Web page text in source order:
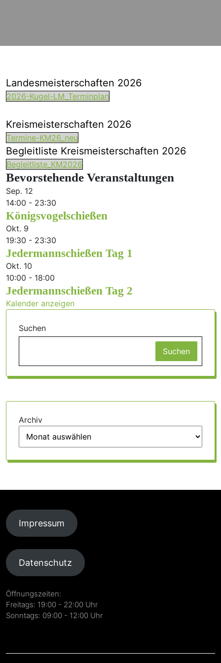
Landesmeisterschaften 2026
2026-Kugel-LM_Terminplan
Kreismeisterschaften 2026
Termine-KM26_neu
Begleitliste Kreismeisterschaften 2026
Begleitliste_KM2026
Bevorstehende Veranstaltungen
Sep. 12
14:00 - 23:30
Königsvogelschießen
Okt. 9
19:30 - 23:30
Jedermannschießen Tag 1
Okt. 10
10:00 - 18:00
Jedermannschießen Tag 2
Kalender anzeigen
Suchen
Suchen
Archiv
Impressum
Datenschutz
Öffnungszeiten:
Freitags: 19:00 - 22:00 Uhr
Sonntags: 09:00 - 12:00 Uhr